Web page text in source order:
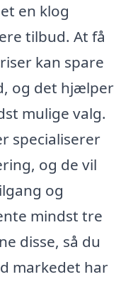
en klog
tilbud. At få
kan spare
og det hjælper
mulige valg.
specialiserer
og de vil
og
mindst tre
disse, så du
markedet har